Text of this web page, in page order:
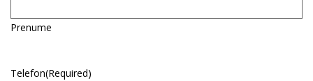
Prenume
Telefon(Required)